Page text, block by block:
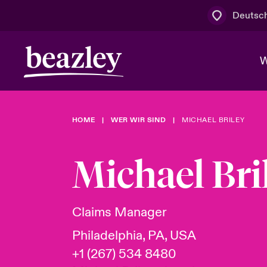
Wer wir sind
Board &
Mit uns
News & Events
Spotlight:
Cyber-
Kundenportal
Cyber
HOME WER WIR SIND MICHAEL BRILEY
Michael
Claims Manager
Philadelphia, PA, USA
+1 (267) 534 8480